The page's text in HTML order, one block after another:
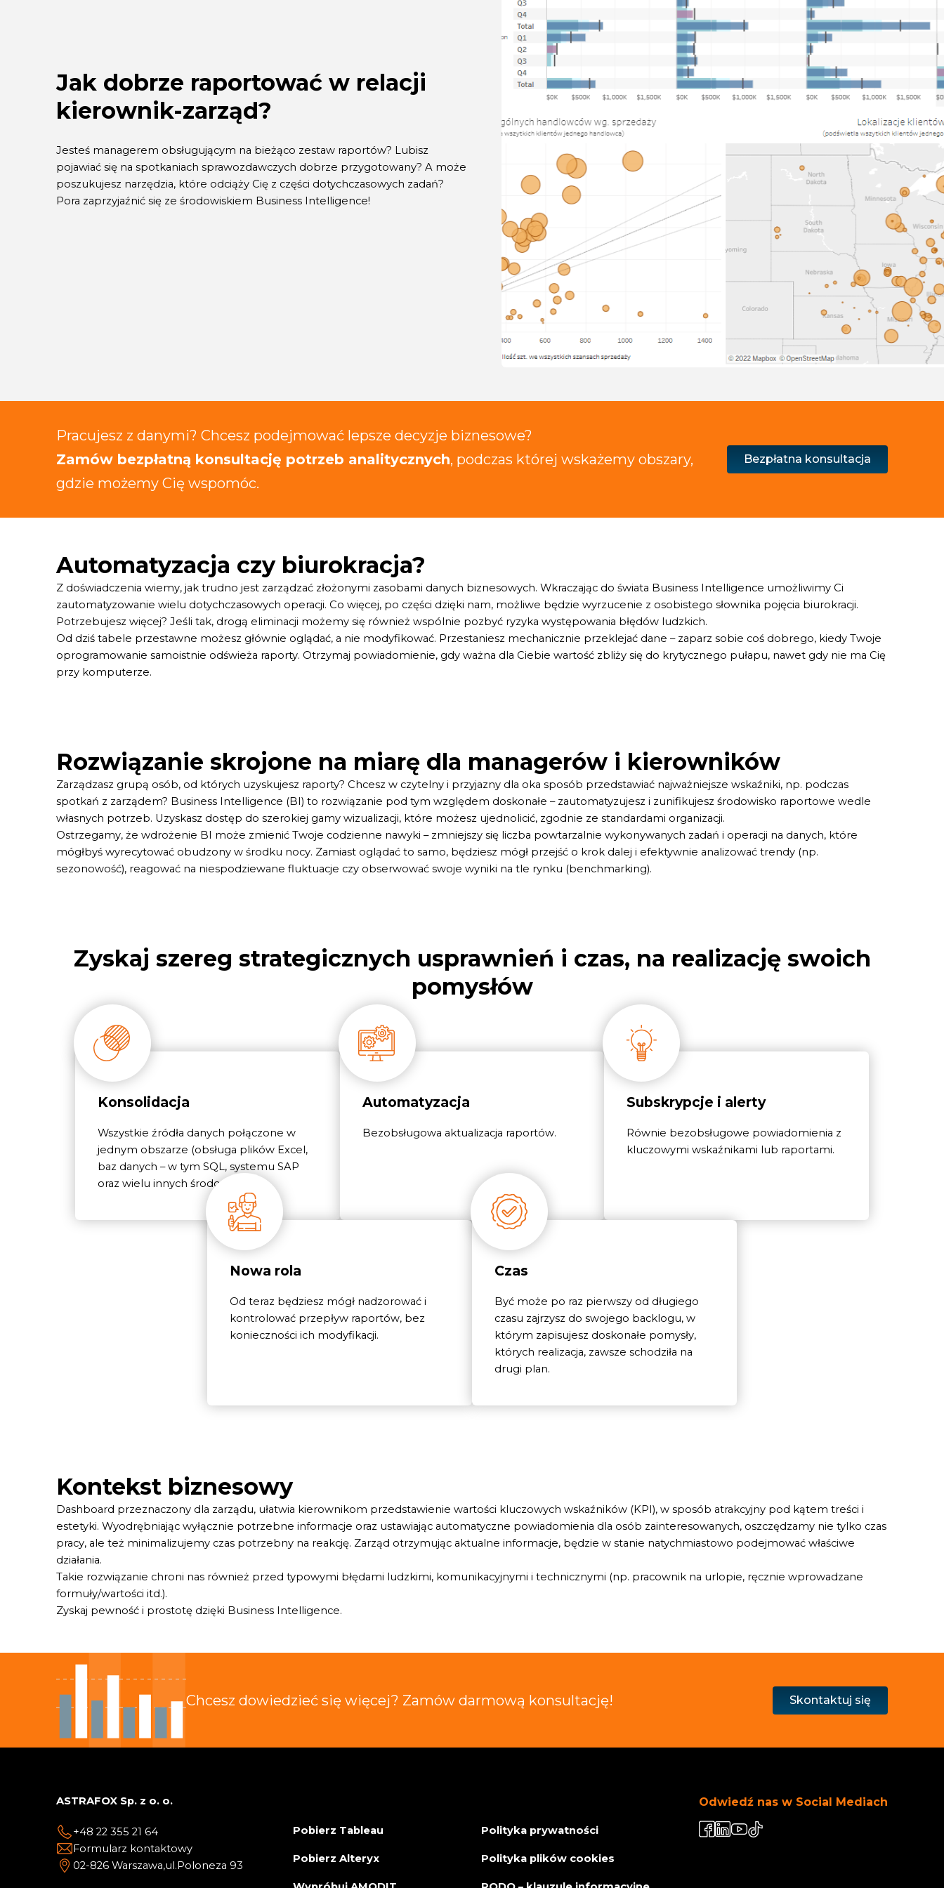
Jak dobrze raportować w relacji
kierownik-zarząd?
Jesteś managerem obsługującym na bieżąco zestaw raportów? Lubisz
pojawiać się na spotkaniach sprawozdawczych dobrze przygotowany? A może
poszukujesz narzędzia, które odciąży Cię z części dotychczasowych zadań?
Pora zaprzyjaźnić się ze środowiskiem Business Intelligence!
Pracujesz z danymi? Chcesz podejmować lepsze decyzje biznesowe?
Zamów bezpłatną konsultację potrzeb analitycznych, podczas której wskażemy obszary,
gdzie możemy Cię wspomóc.
Bezpłatna konsultacja
Automatyzacja czy biurokracja?
Z doświadczenia wiemy, jak trudno jest zarządzać złożonymi zasobami danych biznesowych. Wkraczając do świata Business Intelligence umożliwimy Ci
zautomatyzowanie wielu dotychczasowych operacji. Co więcej, po części dzięki nam, możliwe będzie wyrzucenie z osobistego słownika pojęcia biurokracji.
Potrzebujesz więcej? Jeśli tak, drogą eliminacji możemy się również wspólnie pozbyć ryzyka występowania błędów ludzkich.
Od dziś tabele przestawne możesz głównie oglądać, a nie modyfikować. Przestaniesz mechanicznie przeklejać dane – zaparz sobie coś dobrego, kiedy Twoje
oprogramowanie samoistnie odświeża raporty. Otrzymaj powiadomienie, gdy ważna dla Ciebie wartość zbliży się do krytycznego pułapu, nawet gdy nie ma Cię
przy komputerze.
Rozwiązanie skrojone na miarę dla managerów i kierowników
Zarządzasz grupą osób, od których uzyskujesz raporty? Chcesz w czytelny i przyjazny dla oka sposób przedstawiać najważniejsze wskaźniki, np. podczas
spotkań z zarządem? Business Intelligence (BI) to rozwiązanie pod tym względem doskonałe – zautomatyzujesz i zunifikujesz środowisko raportowe wedle
własnych potrzeb. Uzyskasz dostęp do szerokiej gamy wizualizacji, które możesz ujednolicić, zgodnie ze standardami organizacji.
Ostrzegamy, że wdrożenie BI może zmienić Twoje codzienne nawyki – zmniejszy się liczba powtarzalnie wykonywanych zadań i operacji na danych, które
mógłbyś wyrecytować obudzony w środku nocy. Zamiast oglądać to samo, będziesz mógł przejść o krok dalej i efektywnie analizować trendy (np.
sezonowość), reagować na niespodziewane fluktuacje czy obserwować swoje wyniki na tle rynku (benchmarking).
Zyskaj szereg strategicznych usprawnień i czas, na realizację swoich
pomysłów
Konsolidacja
Wszystkie źródła danych połączone w
jednym obszarze (obsługa plików Excel,
baz danych – w tym SQL, systemu SAP
oraz wielu innych środowisk).
Automatyzacja
Bezobsługowa aktualizacja raportów.
Subskrypcje i alerty
Równie bezobsługowe powiadomienia z
kluczowymi wskaźnikami lub raportami.
Nowa rola
Od teraz będziesz mógł nadzorować i
kontrolować przepływ raportów, bez
konieczności ich modyfikacji.
Czas
Być może po raz pierwszy od długiego
czasu zajrzysz do swojego backlogu, w
którym zapisujesz doskonałe pomysły,
których realizacja, zawsze schodziła na
drugi plan.
Kontekst biznesowy
Dashboard przeznaczony dla zarządu, ułatwia kierownikom przedstawienie wartości kluczowych wskaźników (KPI), w sposób atrakcyjny pod kątem treści i
estetyki. Wyodrębniając wyłącznie potrzebne informacje oraz ustawiając automatyczne powiadomienia dla osób zainteresowanych, oszczędzamy nie tylko czas
pracy, ale też minimalizujemy czas potrzebny na reakcję. Zarząd otrzymując aktualne informacje, będzie w stanie natychmiastowo podejmować właściwe
działania.
Takie rozwiązanie chroni nas również przed typowymi błędami ludzkimi, komunikacyjnymi i technicznymi (np. pracownik na urlopie, ręcznie wprowadzane
formuły/wartości itd.).
Zyskaj pewność i prostotę dzięki Business Intelligence.
Chcesz dowiedzieć się więcej? Zamów darmową konsultację! Skontaktuj się
ASTRAFOX Sp. z o. o.
+48 22 355 21 64
Formularz kontaktowy
02-826 Warszawa,ul.Poloneza 93
Pobierz Tableau Polityka prywatności
Pobierz Alteryx Polityka plików cookies
Odwiedź nas w Social Mediach